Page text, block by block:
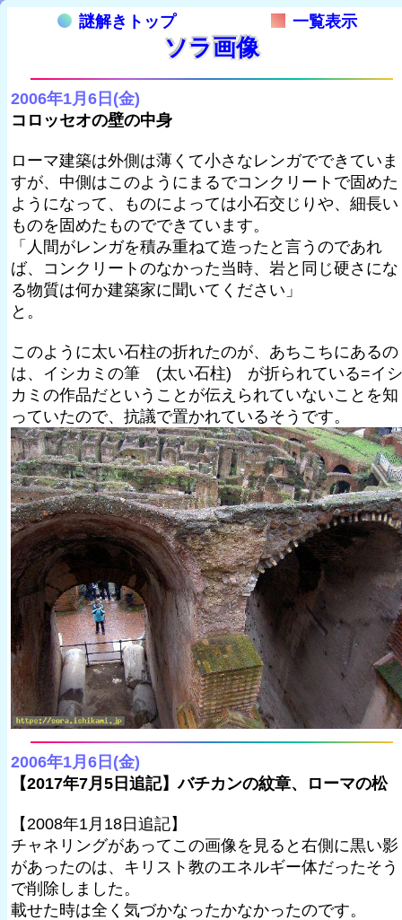
謎解きトップ 一覧表示
ソラ画像
2006年1月6日(金)
コロッセオの壁の中身
ローマ建築は外側は薄くて小さなレンガでできていま
すが、中側はこのようにまるでコンクリートで固めた
ようになって、ものによっては小石交じりや、細長い
ものを固めたものでできています。
「人間がレンガを積み重ねて造ったと言うのであれ
ば、コンクリートのなかった当時、岩と同じ硬さにな
る物質は何か建築家に聞いてください」
と。
このように太い石柱の折れたのが、あちこちにあるの
は、イシカミの筆 (太い石柱) が折られている=イシ
カミの作品だということが伝えられていないことを知
っていたので、抗議で置かれているそうです。
2006年1月6日(金)
【2017年7月5日追記】バチカンの紋章、ローマの松
【2008年1月18日追記】
チャネリングがあってこの画像を見ると右側に黒い影
があったのは、キリスト教のエネルギー体だったそう
で削除しました。
載せた時は全く気づかなったかなかったのです。